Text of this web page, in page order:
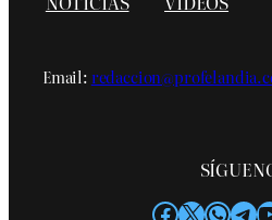
Email:
Facebook
X